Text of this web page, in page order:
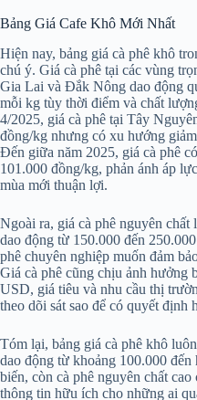
Bảng Giá Cafe Khô Mới Nhất
Hiện nay, bảng giá cà phê khô
chú ý. Giá cà phê tại các vùng
Gia Lai và Đắk Nông dao động
mỗi kg tùy thời điểm và chất
4/2025, giá cà phê tại Tây
đồng/kg nhưng có xu hướng
Đến giữa năm 2025, giá cà phê
101.000 đồng/kg, phản ánh áp
mùa mới thuận lợi.
Ngoài ra, giá cà phê nguyên
dao động từ 150.000 đến
phê chuyên nghiệp muốn đảm
Giá cà phê cũng chịu ảnh hưởng
USD, giá tiêu và nhu cầu thị
theo dõi sát sao để có quyết
Tóm lại, bảng giá cà phê khô
dao động từ khoảng 100.000
biến, còn cà phê nguyên chất
thông tin hữu ích cho những ai